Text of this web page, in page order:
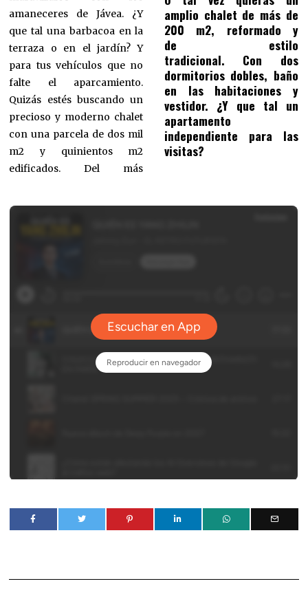
amaneceres de Jávea. ¿Y
que tal una barbacoa en la
terraza o en el jardín? Y
para tus vehículos que no
falte el aparcamiento.
Quizás estés buscando un
precioso y moderno chalet
con una parcela de dos mil
m2 y quinientos m2
edificados. Del más
amplio chalet de más de
200 m2, reformado y
de estilo
tradicional. Con dos
dormitorios dobles, baño
en las habitaciones y
vestidor. ¿Y que tal un
apartamento
independiente para las
visitas?